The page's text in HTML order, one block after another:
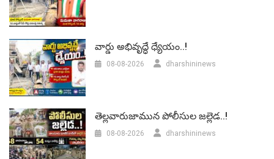
వార్డు అభివృద్ధే ధ్యేయం..!
08-08-2026 dharshininews
తెల్లవారుజామున పోలీసుల జల్లెడ..!
08-08-2026 dharshininews